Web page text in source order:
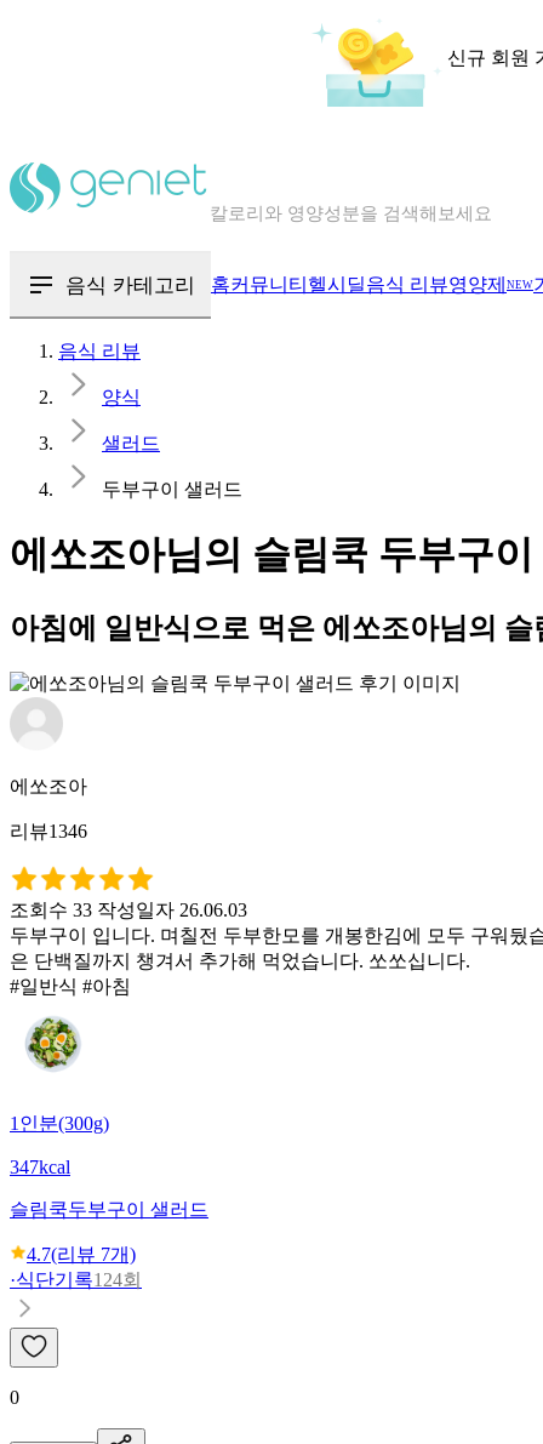
신규 회원
혈당 · 다이어트 음식 검색해보세요
음식 카테고리 홈커뮤니티 헬시딜음식 리뷰영양제 NEW
음식 리뷰
양식
샐러드
두부구이 샐러드
에쏘조아님의 슬림쿡 두부구
아침에 일반식으로 먹은 에쏘조아님의
에쏘조아
리뷰1346
조회수 33 작성일자 26.06.03
두부구이 입니다. 며칠전 두부한모를 개봉한김에 모두 구워
은 단백질까지 챙겨서 추가해 먹었습니다. 쏘쏘십니다.
#일반식 #아침
1인분(300g)
347kcal
슬림쿡두부구이 샐러드
4.7(리뷰 7개)
·식단기록124회
0